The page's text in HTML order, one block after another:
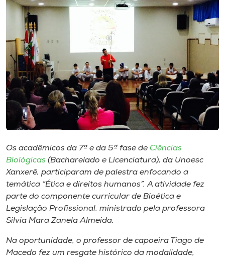
Biblioteca
Editora
Rádio
Museu
Store
Selecione
o idioma
Os acadêmicos da 7ª e da 5ª fase de Ciências
Biológicas (Bacharelado e Licenciatura), da Unoesc
Xanxerê, participaram de palestra enfocando a
temática “Ética e direitos humanos”. A atividade fez
parte do componente curricular de Bioética e
Legislação Profissional, ministrado pela professora
Silvia Mara Zanela Almeida.
Na oportunidade, o professor de capoeira Tiago de
Macedo fez um resgate histórico da modalidade,